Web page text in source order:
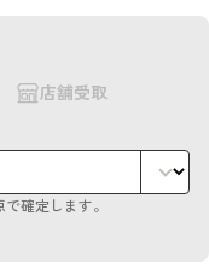
店舗受取
確定します。